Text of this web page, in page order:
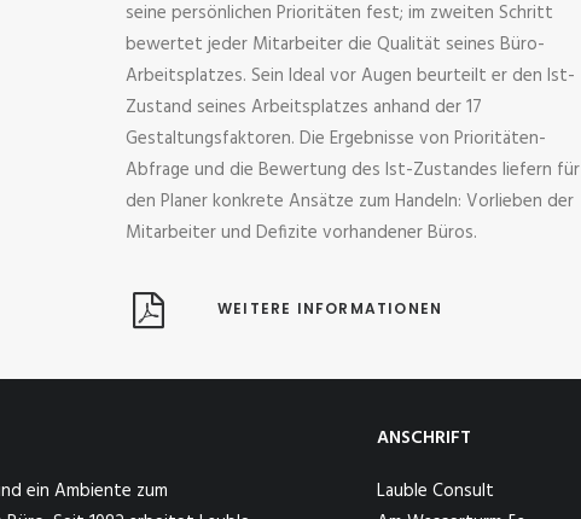
seine persönlichen Prioritäten fest; im zweiten Schritt
bewertet jeder Mitarbeiter die Qualität seines Büro-
Arbeitsplatzes. Sein Ideal vor Augen beurteilt er den Ist-
Zustand seines Arbeitsplatzes anhand der 17
Gestaltungsfaktoren. Die Ergebnisse von Prioritäten-
Abfrage und die Bewertung des Ist-Zustandes liefern für
den Planer konkrete Ansätze zum Handeln: Vorlieben der
Mitarbeiter und Defizite vorhandener Büros.
WEITERE INFORMATIONEN
ein Ambiente zum
ANSCHRIFT
Lauble Consult